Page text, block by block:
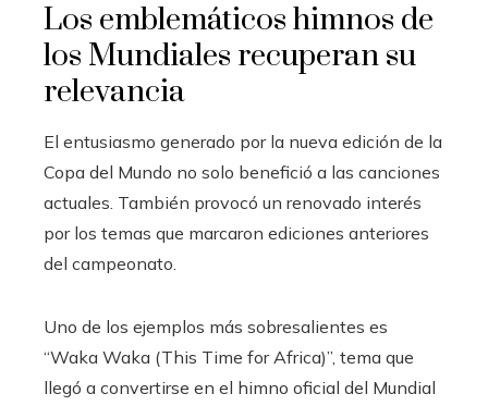
Los emblemáticos himnos de
los Mundiales recuperan su
relevancia
El entusiasmo generado por la nueva edición de la
Copa del Mundo no solo benefició a las canciones
actuales. También provocó un renovado interés
por los temas que marcaron ediciones anteriores
del campeonato.
Uno de los ejemplos más sobresalientes es
“Waka Waka (This Time for Africa)”, tema que
llegó a convertirse en el himno oficial del Mundial